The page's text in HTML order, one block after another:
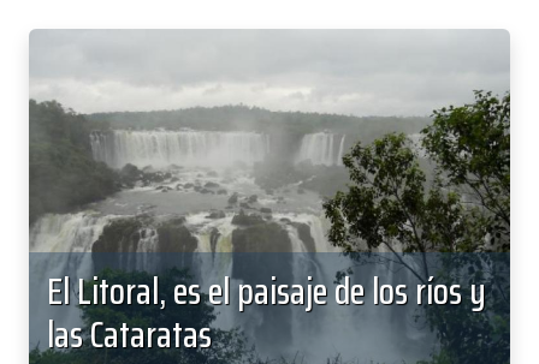
El Litoral, es el paisaje de los ríos y
las Cataratas